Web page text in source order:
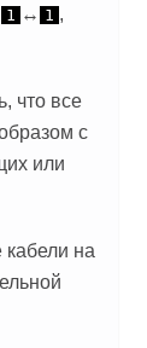
1 ↔ 1 ,
что все
с
или
кабели на